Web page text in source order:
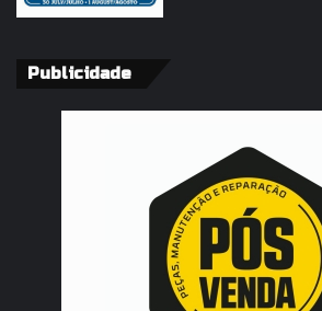
Publicidade